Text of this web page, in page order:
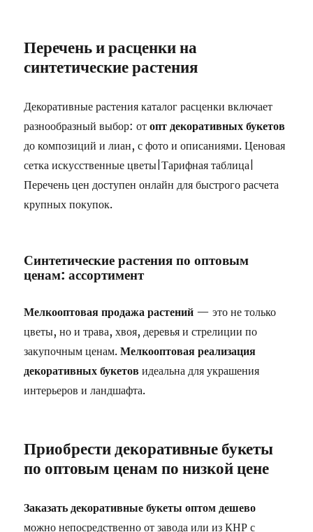
Перечень и расценки на
синтетические растения
Декоративные растения каталог расценки включает
разнообразный выбор: отопт декоративных букетов
до композиций и лиан, с фото и описаниями. Ценовая
сетка искусственные цветы|Тарифная таблица|
Перечень цен доступен онлайн для быстрого расчета
крупных покупок.
Синтетические растения по оптовым
ценам: ассортимент
Мелкооптовая продажа растений — это не только
цветы, но и трава, хвоя, деревья и стрелиции по
закупочным ценам.Мелкооптовая реализация
декоративных букетов идеальна для украшения
интерьеров и ландшафта.
Приобрести декоративные букеты
по оптовым ценам по низкой цене
Заказать декоративные букеты оптом дешево
можно непосредственно от завода или из КНР с